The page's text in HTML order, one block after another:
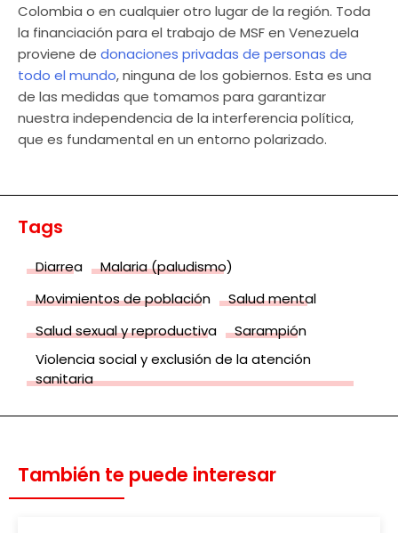
Colombia o en cualquier otro lugar de la región. Toda
la financiación para el trabajo de MSF en Venezuela
proviene de donaciones privadas de personas de
todo el mundo, ninguna de los gobiernos. Esta es una
de las medidas que tomamos para garantizar
nuestra independencia de la interferencia política,
que es fundamental en un entorno polarizado.
Tags
Diarrea
Malaria (paludismo)
Movimientos de población
Salud mental
Salud sexual y reproductiva
Sarampión
Violencia social y exclusión de la atención
sanitaria
También te puede interesar